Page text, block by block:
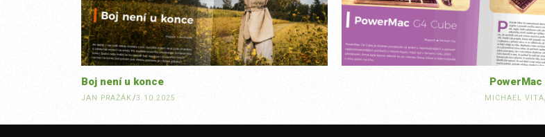
MICHAEL VITA
Boj není u konce
JAN PRAŽÁK/3.10.2025